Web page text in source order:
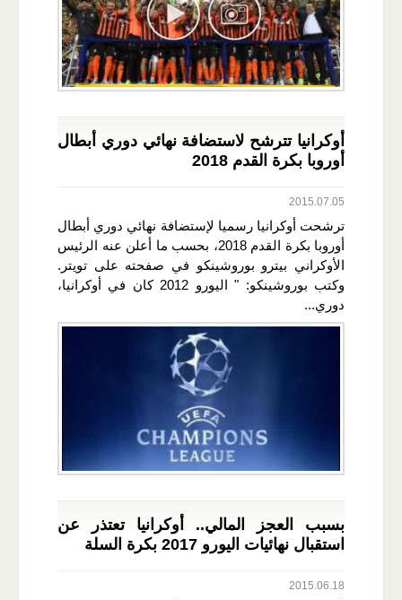
أوكرانيا تترشح لاستضافة نهائي دوري أبطال
أوروبا بكرة القدم 2018
2015.07.05
ترشحت أوكرانيا رسميا لإستضافة نهائي دوري أبطال
أوروبا بكرة القدم 2018، بحسب ما أعلن عنه الرئيس
الأوكراني بيترو بوروشينكو في صفحته على تويتر.
وكتب بوروشينكو: " اليورو 2012 كان في أوكرانيا،
دوري...
بسبب العجز المالي.. أوكرانيا تعتذر عن
استقبال نهائيات اليورو 2017 بكرة السلة
2015.06.18